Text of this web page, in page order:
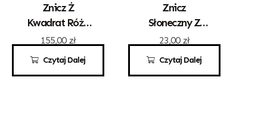
Czytaj Dalej
Znicz Ż
Kwadrat Róża
Złoto Solar
155,00 zł
Czytaj Dalej
Znicz
Słoneczny Z
Aplikacją
23,00 zł